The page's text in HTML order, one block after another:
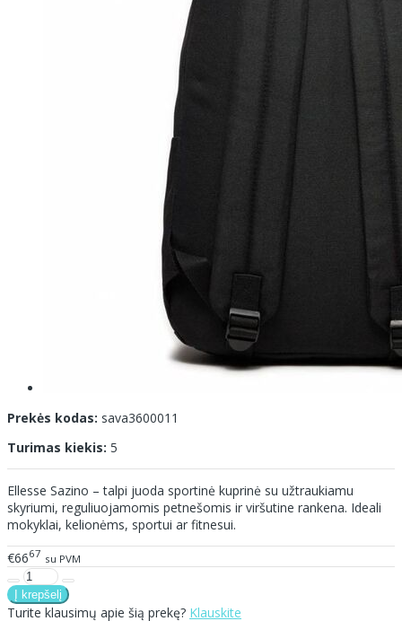
Prekės kodas: sava3600011
Turimas kiekis: 5
Ellesse Sazino – talpi juoda sportinė kuprinė su užtraukiamu
skyriumi, reguliuojamomis petnešomis ir viršutine rankena. Ideali
mokyklai, kelionėms, sportui ar fitnesui.
€6667 su PVM
Turite klausimų apie šią prekę? Klauskite